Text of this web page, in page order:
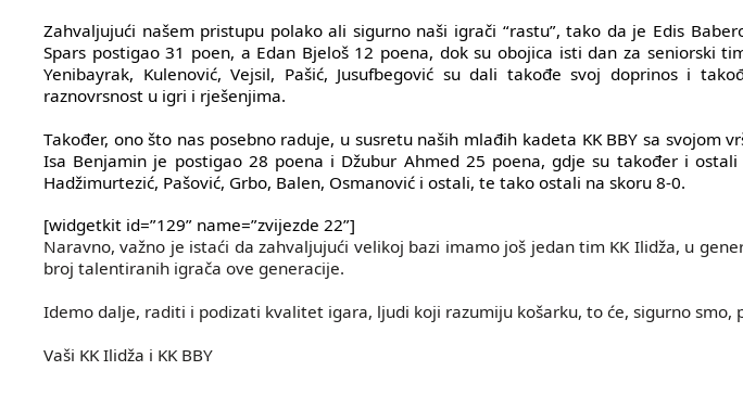
Zahvaljujući našem pristupu polako ali sigurno naši igrači “rastu”, tako da je Edis
Spars postigao 31 poen, a Edan Bjeloš 12 poena, dok su obojica isti dan za seniorski
Yenibayrak, Kulenović, Vejsil, Pašić, Jusufbegović su dali takođe svoj doprinos i
raznovrsnost u igri i rješenjima.
Također, ono što nas posebno raduje, u susretu naših mlađih kadeta KK BBY sa svojom
Isa Benjamin je postigao 28 poena i Džubur Ahmed 25 poena, gdje su također i
Hadžimurtezić, Pašović, Grbo, Balen, Osmanović i ostali, te tako ostali na skoru 8-0.
[widgetkit id=”129” name=”zvijezde 22”]
Naravno, važno je istaći da zahvaljujući velikoj bazi imamo još jedan tim KK Ilidža, u
broj talentiranih igrača ove generacije.
Idemo dalje, raditi i podizati kvalitet igara, ljudi koji razumiju košarku, to će, sigurno smo,
Vaši KK Ilidža i KK BBY